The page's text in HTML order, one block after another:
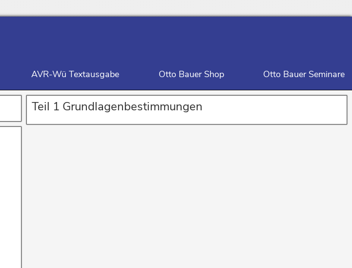
AVR-Wü Textausgabe Otto Bauer Shop Otto Bauer Seminare
Teil 1 Grundlagenbestimmungen